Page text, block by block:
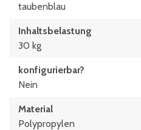
taubenblau
Inhaltsbelastung
30 kg
konfigurierbar?
Nein
Material
Polypropylen